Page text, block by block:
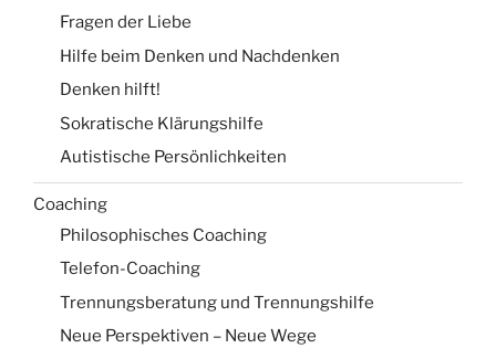
Fragen der Liebe
Hilfe beim Denken und Nachdenken
Denken hilft!
Sokratische Klärungshilfe
Autistische Persönlichkeiten
Coaching
Philosophisches Coaching
Telefon-Coaching
Trennungsberatung und Trennungshilfe
Neue Perspektiven – Neue Wege